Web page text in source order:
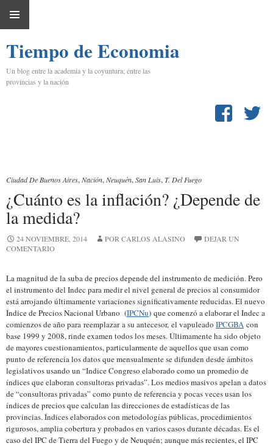
PRINCIPAL
CONTENIDO
Tiempo de Economia
Un blog entre la academia y la coyuntura; entre las
provincias y la nación
Ciudad De Buenos Aires,Nación,Neuquén,San Luis,T. Del Fuego
¿Cuánto es la inflación? ¿Depende de
la medida?
24 NOVIEMBRE, 2014 POR CARLOS ALASINO
DEJAR UN
COMENTARIO
La magnitud de la suba de precios depende del instrumento de medición. Pero
el instrumento del Indec para medir el nivel general de precios al consumidor
está arrojando últimamente variaciones significativamente reducidas. El nuevo
Índice de Precios Nacional Urbano (IPCNu) que comenzó a elaborar el Indec a
comienzos de año para reemplazar a su antecesor, el vapuleado IPCGBA con
base 1999 y 2008, rinde examen todos los meses. Últimamente ha sido objeto
de mayores cuestionamientos, particularmente de aquellos que usan como
punto de referencia los datos que mensualmente se difunden desde ámbitos
legislativos usando un “Indice Congreso elaborado como un promedio de
índices que elaboran consultoras privadas”.Los medios masivos apelan a datos
de “consultoras privadas” como punto de referencia y pocas veces usan los
índices de precios que calculan las direcciones de estadísticas de las
provincias. Índices elaborados con metodologías públicas, procedimientos
rigurosos, amplia cobertura y probados en varios casos durante décadas. Es el
caso del IPC de Tierra del Fuego y de Neuquén; aunque más recientes, el IPC